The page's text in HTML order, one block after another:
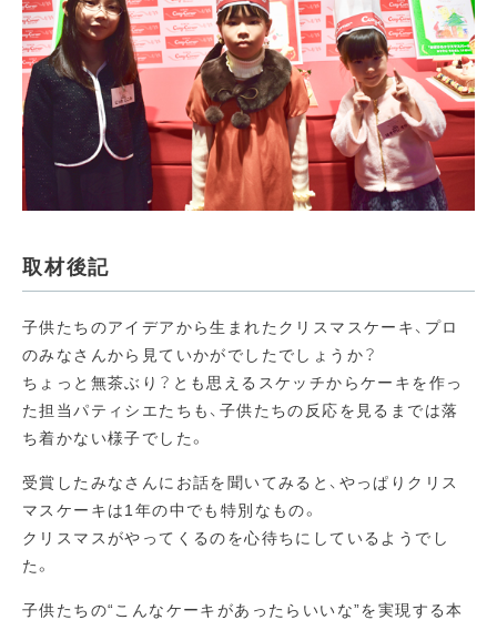
取材後記
子供たちのアイデアから生まれたクリスマスケーキ、プロ
のみなさんから見ていかがでしたでしょうか？
ちょっと無茶ぶり？とも思えるスケッチからケーキを作っ
た担当パティシエたちも、子供たちの反応を見るまでは落
ち着かない様子でした。
受賞したみなさんにお話を聞いてみると、やっぱりクリス
マスケーキは1年の中でも特別なもの。
クリスマスがやってくるのを心待ちにしているようでし
た。
子供たちの“こんなケーキがあったらいいな”を実現する本